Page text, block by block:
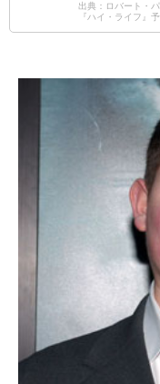
出典：ロバート・
『ハイ・ライフ』